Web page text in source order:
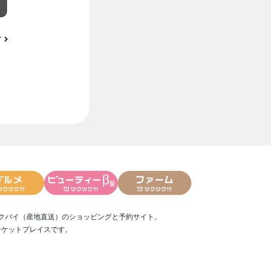
バイ（産地直送） のショッピングと予約サイト。
ットプレイスです。